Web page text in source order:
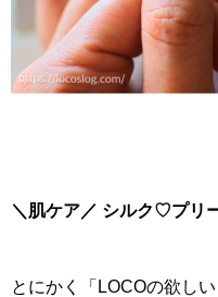
＼肌ケア／ シルク♡プリ
とにかく「LOCOの欲し